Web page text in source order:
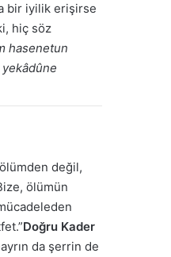
bir iyilik erişirse
hiç söz
hasenetun
değil,
ölümün
Doğru Kader
da şerrin de